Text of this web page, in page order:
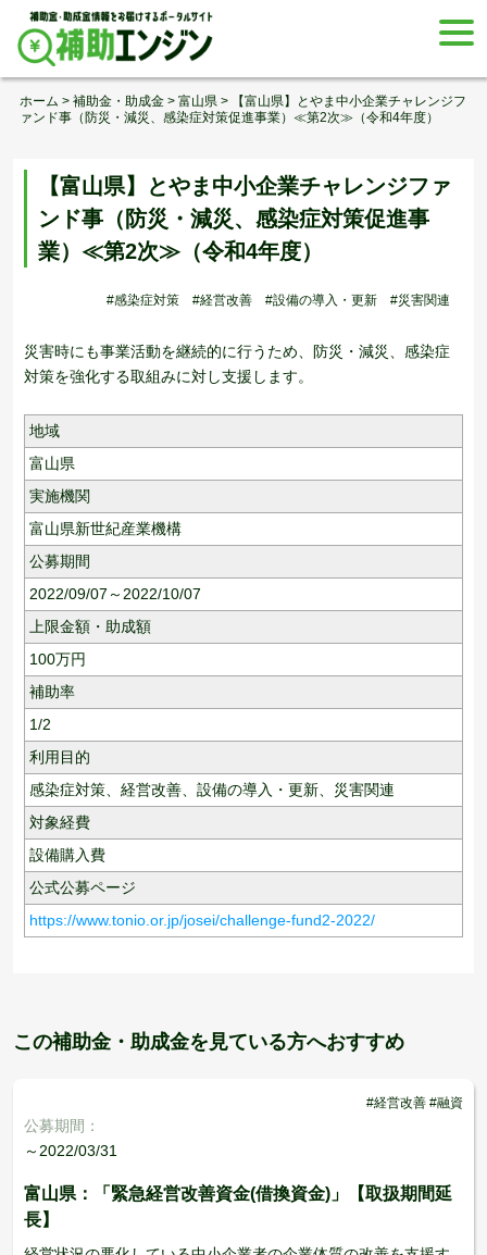
Skip
content
ホーム > 補助金・助成金 > 富山県 >
【富山県】とやま中小企業チャレンジフ
ァンド事（防災・減災、感染症対策促進事業）≪第2次≫（令和4年度）
【富山県】とやま中小企業チャレンジファ
ンド事（防災・減災、感染症対策促進事
業）≪第2次≫（令和4年度）
#感染症対策 #経営改善 #設備の導入・更新 #災害関連
災害時にも事業活動を継続的に行うため、防災・減災、感染症
対策を強化する取組みに対し支援します。
地域
富山県
実施機関
富山県新世紀産業機構
公募期間
2022/09/07～2022/10/07
上限金額・助成額
100万円
補助率
1/2
利用目的
感染症対策、 経営改善、 設備の導入・更新、 災害関連
対象経費
設備購入費
公式公募ページ
https://www.tonio.or.jp/josei/challenge-fund2-2022/
この補助金・助成金を見ている方へおすすめ
#経営改善 #融資
公募期間：
～2022/03/31
富山県：「緊急経営改善資金(借換資金)」【取扱期間延
長】